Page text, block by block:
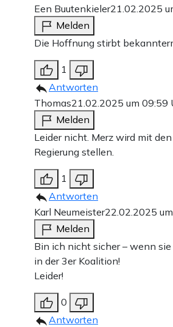
Een Buutenkieler21.02.2025
Melden
Die Hoffnung stirbt
1
Antworten
Thomas21.02.2025 um 09:59
Melden
Leider nicht. Merz wird mit
Regierung stellen.
1
Antworten
Karl Neumeister22.02.2025
Melden
Bin ich nicht sicher – wenn
in der 3er Koalition!
Leider!
0
Antworten